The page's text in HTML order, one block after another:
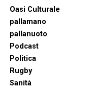
Oasi Culturale
pallamano
pallanuoto
Podcast
Politica
Rugby
Sanità